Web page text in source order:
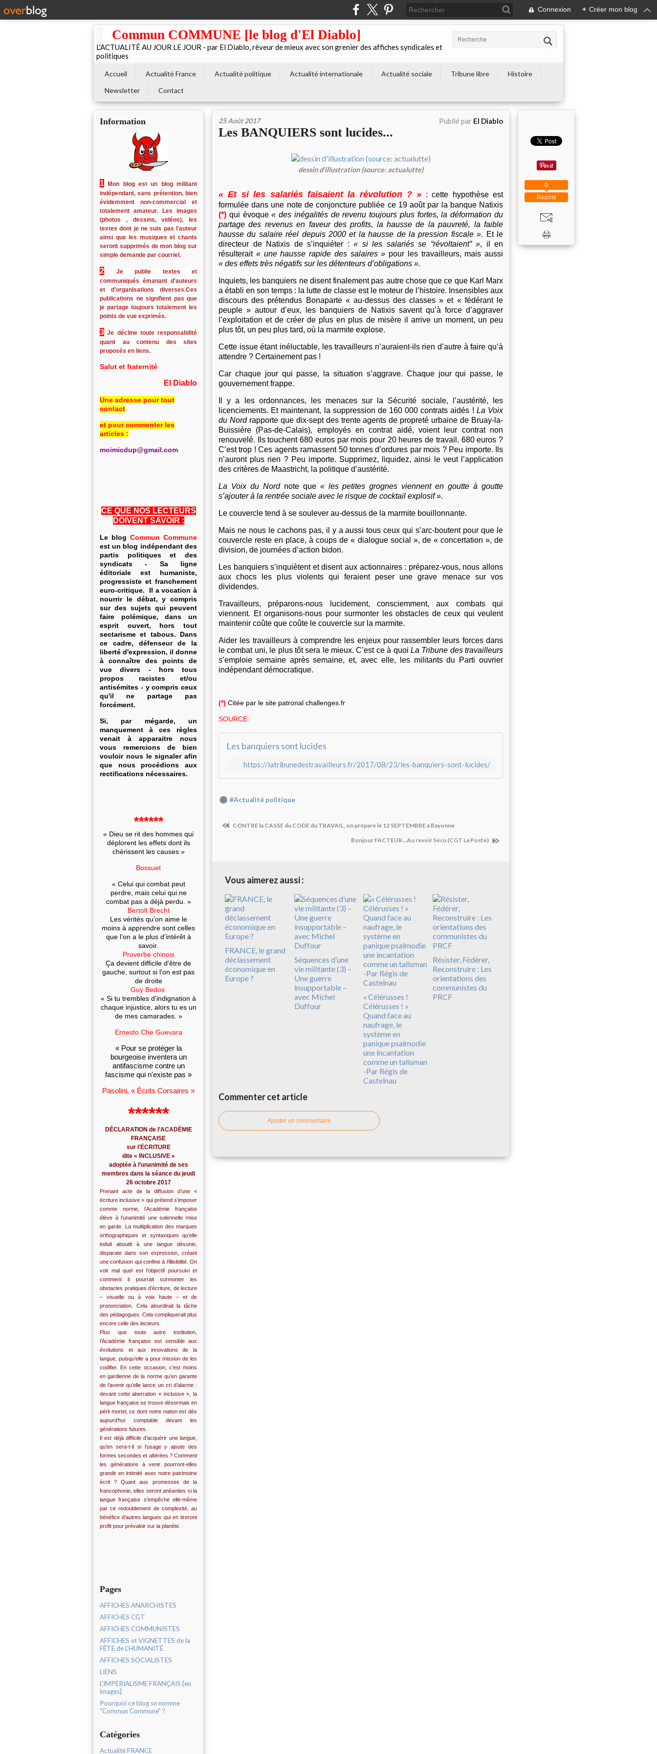
Connexion + Créer mon blog
Commun COMMUNE [le blog d'El Diablo]
L'ACTUALITÉ AU JOUR LE JOUR - par El Diablo, rêveur de mieux avec son grenier des affiches syndicales et
politiques
Accueil Actualité France Actualité politique Actualité internationale Actualité sociale Tribune libre
Histoire
Newsletter
Contact
Information
1
Mon blog est un blog militant
indépendant, sans prétention, bien
évidemment non-commercial et
totalement amateur. Les images
(photos , dessins, vidéos), les
textes dont je ne suis pas l'auteur
ainsi que les musiques et chants
seront supprimés de mon blog sur
simple demande par courriel.
2
Je publie textes et
communiqués émanant d'auteurs
et d'organisations diverses.Ces
publications ne signifient pas que
je partage toujours totalement les
points de vue exprimés.
3 Je décline toute responsabilité
quant au contenu des sites
proposés en liens.
Salut et fraternité
El Diablo
Une adresse pour tout
contact
et pour commenter les
articles :
moimicdup@gmail.com
CE QUE NOS LECTEURS
DOIVENT SAVOIR :
Le blog Commun Commune
est un blog indépendant des
partis politiques et des
syndicats - Sa ligne
éditoriale est humaniste,
progressiste et franchement
euro-critique. Il a vocation à
nourrir le débat, y compris
sur des sujets qui peuvent
faire polémique, dans un
esprit ouvert, hors tout
sectarisme et tabous. Dans
ce cadre, défenseur de la
liberté d'expression, il donne
à connaître des points de
vue divers - hors tous
propos racistes et/ou
antisémites - y compris ceux
qu'il ne partage pas
forcément.
Si, par mégarde, un
manquement à ces règles
venait à apparaitre nous
vous remercions de bien
vouloir nous le signaler afin
que nous procédions aux
rectifications nécessaires.
******
« Dieu se rit des hommes qui
déplorent les effets dont ils
chérissent les causes »
Bossuet
« Celui qui combat peut
perdre, mais celui qui ne
combat pas a déjà perdu. »
Bertolt Brecht
Les vérités qu’on aime le
moins à apprendre sont celles
que l’on a le plus d’intérêt à
savoir.
Proverbe chinois
Ça devient difficile d'être de
gauche, surtout si l'on est pas
de droite
Guy Bedos
« Si tu trembles d'indignation à
chaque injustice, alors tu es un
de mes camarades. »
Ernesto Che Guevara
« Pour se protéger la
bourgeoise inventera un
antifascisme contre un
fascisme qui n'existe pas »
Pasolini, « Écrits Corsaires »
******
DÉCLARATION de l’ACADÉMIE
FRANÇAISE
sur l'ÉCRITURE
dite « INCLUSIVE »
adoptée à l’unanimité de ses
membres dans la séance du jeudi
26 octobre 2017
Prenant acte de la diffusion d’une «
écriture inclusive » qui prétend s’imposer
comme norme, l’Académie française
élève à l’unanimité une solennelle mise
en garde. La multiplication des marques
orthographiques et syntaxiques qu’elle
induit aboutit à une langue désunie,
disparate dans son expression, créant
une confusion qui confine à l’illisibilité. On
voit mal quel est l’objectif poursuivi et
comment il pourrait surmonter les
obstacles pratiques d’écriture, de lecture
– visuelle ou à voix haute – et de
prononciation. Cela alourdirait la tâche
des pédagogues. Cela compliquerait plus
encore celle des lecteurs.
Plus que toute autre institution,
l’Académie française est sensible aux
évolutions et aux innovations de la
langue, puisqu’elle a pour mission de les
codifier. En cette occasion, c’est moins
en gardienne de la norme qu’en garante
de l’avenir qu’elle lance un cri d’alarme :
devant cette aberration « inclusive », la
langue française se trouve désormais en
péril mortel, ce dont notre nation est dès
aujourd’hui comptable devant les
générations futures.
Il est déjà difficile d’acquérir une langue,
qu’en sera-t-il si l’usage y ajoute des
formes secondes et altérées ? Comment
les générations à venir pourront-elles
grandir en intimité avec notre patrimoine
écrit ? Quant aux promesses de la
francophonie, elles seront anéanties si la
langue française s’empêche elle-même
par ce redoublement de complexité, au
bénéfice d’autres langues qui en tireront
profit pour prévaloir sur la planète.
Pages
AFFICHES ANARCHISTES
AFFICHES CGT
AFFICHES COMMUNISTES
AFFICHES et VIGNETTES de la
FÊTE de L'HUMANITÉ
AFFICHES SOCIALISTES
LIENS
L'IMPÉRIALISME FRANÇAIS [en
images]
Pourquoi ce blog se nomme
"Commun Commune" ?
Catégories
Actualité FRANCE
25 Août 2017 Publié par El Diablo
Les BANQUIERS sont lucides...
dessin d'illustration (source: actualutte)
« Et si les salariés faisaient la révolution ? » : cette hypothèse est
formulée dans une note de conjoncture publiée ce 19 août par la banque Natixis
(*) qui évoque« des inégalités de revenu toujours plus fortes, la déformation du
partage des revenus en faveur des profits, la hausse de la pauvreté, la faible
hausse du salaire réel depuis 2000 et la hausse de la pression fiscale ». Et le
directeur de Natixis de s’inquiéter : « si les salariés se “révoltaient” »,
il en
résulterait « une hausse rapide des salaires » pour les travailleurs, mais aussi
« des effets très négatifs sur les détenteurs d’obligations ».
Inquiets, les banquiers ne disent finalement pas autre chose que ce que Karl Marx
a établi en son temps : la lutte de classe est le moteur de l’histoire. Insensibles aux
discours des prétendus Bonaparte « au-dessus des classes » et « fédérant le
peuple » autour d’eux, les banquiers de Natixis savent qu’à force d’aggraver
l’exploitation et de créer de plus en plus de misère il arrive un moment, un peu
plus tôt, un peu plus tard, où la marmite explose.
Cette issue étant inéluctable, les travailleurs n’auraient-ils rien d’autre à faire qu’à
attendre ? Certainement pas !
Car chaque jour qui passe, la situation s’aggrave. Chaque jour qui passe, le
gouvernement frappe.
Il y a les ordonnances, les menaces sur la Sécurité sociale, l’austérité, les
licenciements. Et maintenant, la suppression de 160 000 contrats aidés ! La Voix
du Nord rapporte que dix-sept des trente agents de propreté urbaine de Bruay-la-
Buissière (Pas-de-Calais), employés en contrat aidé, voient leur contrat non
renouvelé. Ils touchent 680 euros par mois pour 20 heures de travail. 680 euros ?
C’est trop ! Ces agents ramassent 50 tonnes d’ordures par mois ? Peu importe. Ils
n’auront plus rien ? Peu importe. Supprimez, liquidez, ainsi le veut l’application
des critères de Maastricht, la politique d’austérité.
La Voix du Nord note que « les petites grognes viennent en goutte à goutte
s’ajouter à la rentrée sociale avec le risque de cocktail explosif ».
Le couvercle tend à se soulever au-dessus de la marmite bouillonnante.
Mais ne nous le cachons pas, il y a aussi tous ceux qui s’arc-boutent pour que le
couvercle reste en place, à coups de « dialogue social », de « concertation », de
division, de journées d’action bidon.
Les banquiers s’inquiètent et disent aux actionnaires : préparez-vous, nous allons
aux chocs les plus violents qui feraient peser une grave menace sur vos
dividendes.
Travailleurs, préparons-nous lucidement, consciemment, aux combats qui
viennent. Et organisons-nous pour surmonter les obstacles de ceux qui veulent
maintenir coûte que coûte le couvercle sur la marmite.
Aider les travailleurs à comprendre les enjeux pour rassembler leurs forces dans
le combat uni, le plus tôt sera le mieux. C’est ce à quoi La Tribune des travailleurs
s’emploie semaine après semaine, et, avec elle, les militants du Parti ouvrier
indépendant démocratique.
(*) Citée par le site patronal challenges.fr
SOURCE:
Les banquiers sont lucides
https://latribunedestravailleurs.fr/2017/08/23/les-banquiers-sont-lucides/
#Actualité politique
CONTRE la CASSE du CODE du TRAVAIL, on prépare le 12 SEPTEMBRE à Bayonne
Bonjour FACTEUR...Au revoir Sécu (CGT La Poste)
Vous aimerez aussi :
FRANCE, le grand
déclassement
économique en
Europe ?
Séquences d’une
vie militante (3) –
Une guerre
insupportable –
avec Michel
Duffour
« Célérusses !
Célérusses ! »
Quand face au
naufrage, le
système en
panique psalmodie
une incantation
comme un talisman
-Par Régis de
Castelnau
Résister, Fédérer,
Reconstruire : Les
orientations des
communistes du
PRCF
Commenter cet article
Ajouter un commentaire
Repost
0